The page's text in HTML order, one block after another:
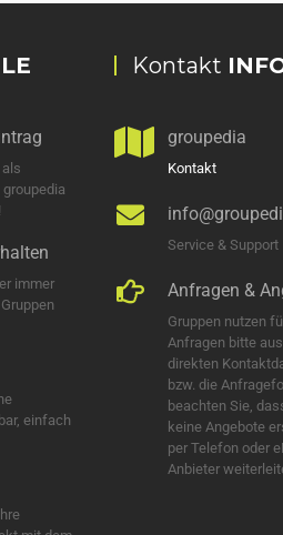
immer
einfach
Kontakt
groupedia
Kontakt
Service & Support
Anfragen &
Gruppen nutzen
Anfragen bitte
direkten
bzw. die
beachten Sie,
keine Angebote
per Telefon oder
Anbieter